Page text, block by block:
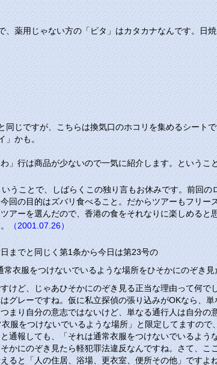
薬用じゃない方の「ピタ」はカタカナなんです。日
じですが、こちらは換気口のホコリを集めるシート
」かも。
」行は商品が少ないので一気に紹介します。というこ
うことで、しばらくこの独り言もお休みです。前回
回の目的はズバリ食べること。だからツアーもフリー
アーを選んだので、香港の食をそれなりに楽しめる
（2001.07.26）
までと同じく第1条から今日は第23号の
衣服をつけないでいるような場所をひそかにのぞき見
けど、じゃあひそかにのぞき見る正当な理由って何
グレーですね。仮に私立探偵の張り込みがOKなら、
まり自分の意志ではないけど、単なる通行人は自分
服をつけないでいるような場所」と限定してますの
通報しても、「それは通常衣服をつけないでいるよ
かにのぞき見たら軽犯罪法違反なんですね。さて、
ると「人の住居、浴場、更衣室、便所その他」です